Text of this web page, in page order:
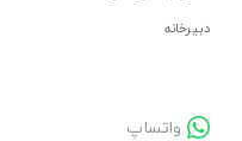
دبیرخانه
واتساپ